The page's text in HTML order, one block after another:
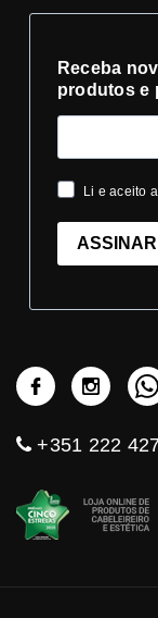
Receba
produtos e
Li e aceito
ASSINAR
+351 222